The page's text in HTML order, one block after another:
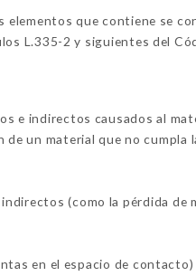
que contiene se
L.335-2 y siguientes del
e indirectos causados al
un material que no
(como la pérdida
en el espacio de